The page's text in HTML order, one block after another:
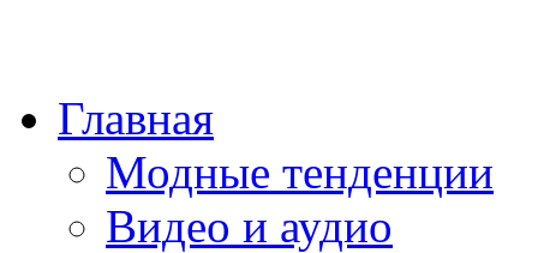
Главная
Модные тенденции
Видео и аудио